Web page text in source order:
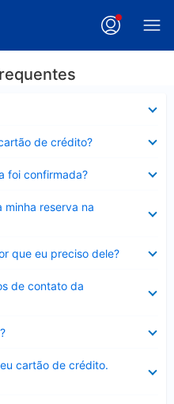
de crédito?
foi confirmada?
minha reserva na
que eu preciso dele?
de contato da
cartão de crédito.